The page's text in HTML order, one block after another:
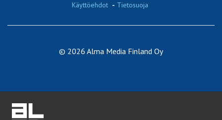
Käyttöehdot - Tietosuoja
© 2026 Alma Media Finland Oy